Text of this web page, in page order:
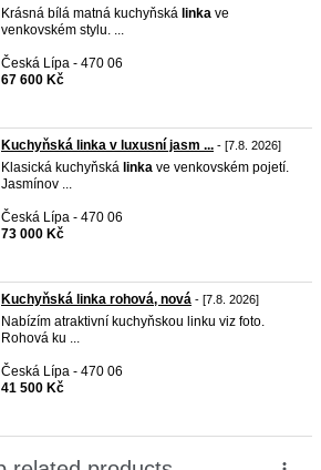
Krásná bílá matná kuchyňská linka ve
venkovském stylu. ...
Česká Lípa - 470 06
67 600 Kč
Kuchyňská linka v luxusní jasm ... - [7.8. 2026]
Klasická kuchyňská linka ve venkovském pojetí.
Jasmínov ...
Česká Lípa - 470 06
73 000 Kč
Kuchyňská linka rohová, nová - [7.8. 2026]
Nabízím atraktivní kuchyňskou linku viz foto.
Rohová ku ...
Česká Lípa - 470 06
41 500 Kč